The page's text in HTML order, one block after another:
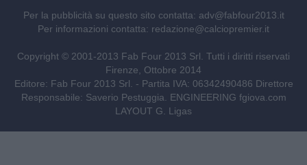
Per la pubblicità su questo sito contatta: adv@fabfour2013.it
Per informazioni contatta: redazione@calciopremier.it
Copyright © 2001-2013 Fab Four 2013 Srl. Tutti i diritti riservati
Firenze, Ottobre 2014
Editore: Fab Four 2013 Srl. - Partita IVA: 06342490486 Direttore
Responsabile: Saverio Pestuggia. ENGINEERING fgiova.com
LAYOUT G. Ligas